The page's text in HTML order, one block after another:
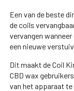
Een van de beste
de coils
vervangen
een nieuwe
Dit maakt de Coil
CBD wax
van het apparaat te